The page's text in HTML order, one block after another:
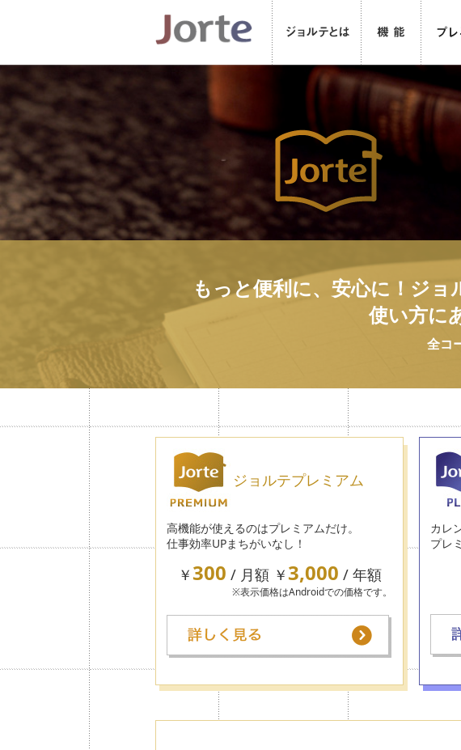
もっと便利に、安心に！ジョ
使い方に
全コ
ジョルテプレミアム
高機能が使えるのはプレミアムだけ。
仕事効率UPまちがいなし！
￥ 300 / 月額 ￥ 3,000 / 年額
※表示価格はAndroidでの価格です。
カレ
プレ